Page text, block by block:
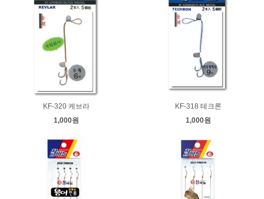
KF-320 케브라
1,000원
KF-318 테크론
1,000원